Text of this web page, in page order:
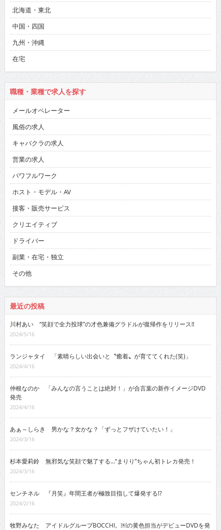
北海道・東北
中国・四国
九州・沖縄
在宅
職種・業種で求人を探す
メールオペレーター
風俗の求人
キャバクラの求人
営業の求人
パワフルワーク
ホスト・モデル・AV
接客・販売サービス
クリエイティブ
ドライバー
副業・在宅・独立
その他
最近の投稿
川村あい “笑顔で全力投球”の才色兼備グラドルが復帰作をリリース!!
2024/5/16
ランジャタイ 「素晴らしい出会いと〝癒着〟が育ててくれた(笑)」
2024/4/16
仲根なのか 「みんなの言うことは絶対！」が合言葉の新作イメージDVD
発売
2024/4/16
あぁ～しらき 男かな？女かな？「ずっとフザけていたい！」
2024/3/16
杉本愛莉鈴 無邪気な笑顔で魅了する…“まりり”ちゃん初トレカ発売！
2024/3/16
センチネル 『月笑』年間王者が極致目指して爆発する!?
2024/2/16
牧野みなた アイドルグループBOCCHI。￼の黄色担当がデビューDVDを発